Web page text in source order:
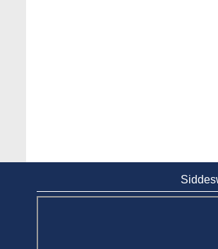
Apr 6, 2026
Business Law Poster Exhibition